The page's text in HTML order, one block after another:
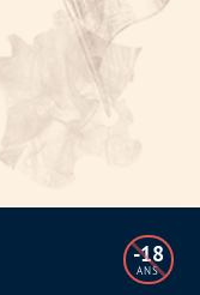
L'accès
à
-18
ANS